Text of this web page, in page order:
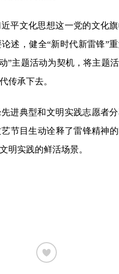
平文化思想这一党的文化
述，健全“新时代新雷锋”
”主题活动为契机，将主题
传承下去。
进典型和文明实践志愿者
节目生动诠释了雷锋精神
明实践的鲜活场景。